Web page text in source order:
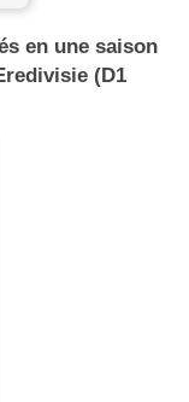
en une saison
(D1